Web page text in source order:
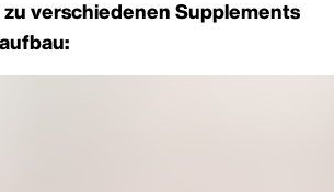
verschiedenen Supplements